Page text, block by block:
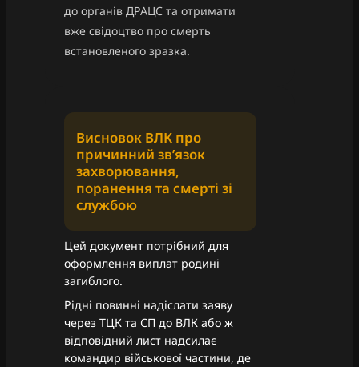
до органів ДРАЦС та отримати
вже свідоцтво про смерть
встановленого зразка.
Висновок ВЛК про
причинний зв’язок
захворювання,
поранення та смерті зі
службою
Цей документ потрібний для
оформлення виплат родині
загиблого.
Рідні повинні надіслати заяву
через ТЦК та СП до ВЛК або ж
відповідний лист надсилає
командир військової частини, де